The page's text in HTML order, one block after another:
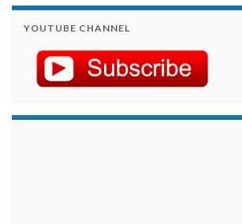
YOUTUBE CHANNEL